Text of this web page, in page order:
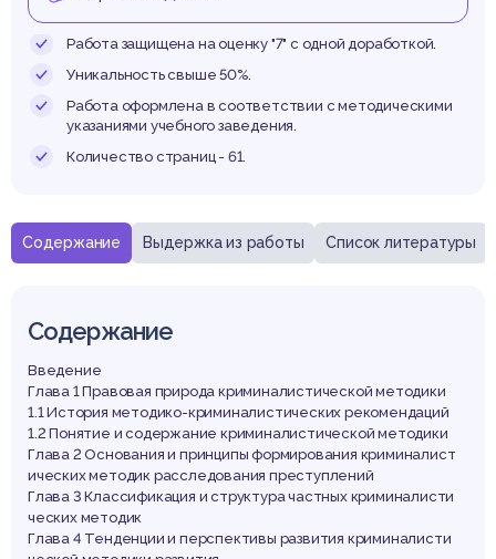
Содержание Выдержка из работы Список литературы
Содержание
Введение
Глава 1 Правовая природа криминалистической методики
1.1 История методико-криминалистических рекомендаций
1.2 Понятие и содержание криминалистической методики
Глава 2 Основания и принципы формирования криминалист
ических методик расследования преступлений
Глава 3 Классификация и структура частных криминалисти
ческих методик
Глава 4 Тенденции и перспективы развития криминалисти
Работа защищена на оценку "7" с одной доработкой.
Уникальность свыше 50%.
Работа оформлена в соответствии с методическими
указаниями учебного заведения.
Количество страниц - 61.